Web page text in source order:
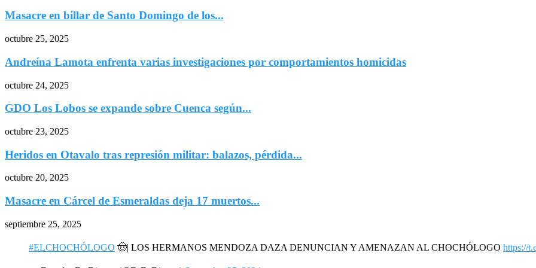
Masacre en billar de Santo Domingo de los...
octubre 25, 2025
Andreína Lamota enfrenta varias investigaciones por comportamientos homicidas
octubre 24, 2025
GDO Los Lobos se expande sobre Cuenca según...
octubre 23, 2025
Heridos en Otavalo tras represión militar: balazos, pérdida...
octubre 20, 2025
Masacre en Cárcel de Esmeraldas deja 17 muertos...
septiembre 25, 2025
#ELCHOCHÓLOGO 🤠| LOS HERMANOS MENDOZA DAZA DENUNCIAN Y AMENAZAN AL CHOCHÓLOGO https://